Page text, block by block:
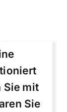
Sie mit
Sie